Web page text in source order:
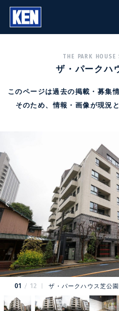
THE PARK HOUSE
ザ・パークハ
このページは過去の掲載・募集
そのため、情報・画像が現況
01 12 ザ・パークハウス芝公